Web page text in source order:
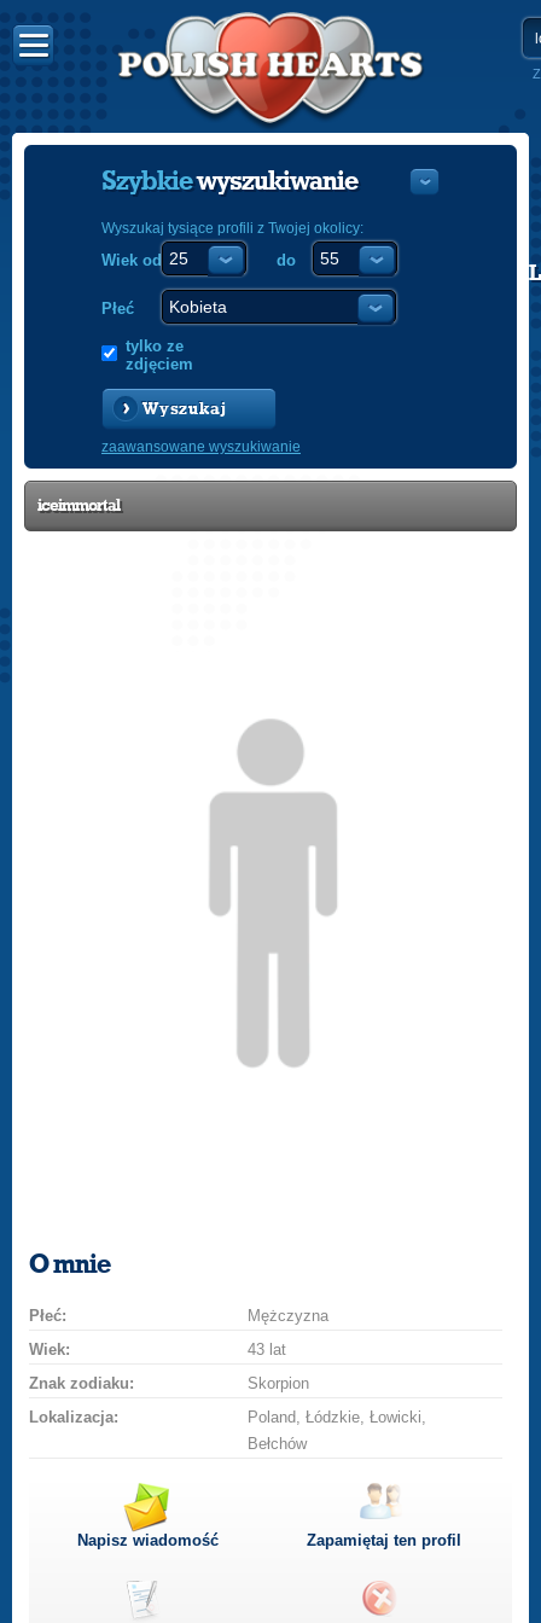
POLISH
Szybkiewyszukiwanie
Wyszukaj tysiące profili z Twojej okolicy:
Wiek od do
Płeć
tylko ze
zdjęciem
Wyszukaj
zaawansowane wyszukiwanie
iceimmortal
O mnie
Płeć:
Mężczyzna
Wiek:
43 lat
Znak zodiaku:
Skorpion
Lokalizacja:
Poland, Łódzkie, Łowicki,
Bełchów
Napisz wiadomość Zapamiętaj ten profil